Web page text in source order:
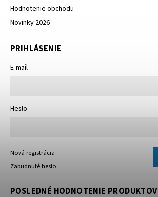
Hodnotenie obchodu
Novinky 2026
PRIHLÁSENIE
E-mail
Heslo
Nová registrácia
Zabudnuté heslo
POSLEDNÉ HODNOTENIE PRODUKTOV